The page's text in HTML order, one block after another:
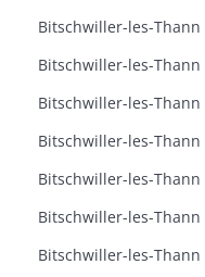
Bitschwiller-les-
Bitschwiller-les-
Bitschwiller-les-
Bitschwiller-les-
Bitschwiller-les-
Bitschwiller-les-
Bitschwiller-les-